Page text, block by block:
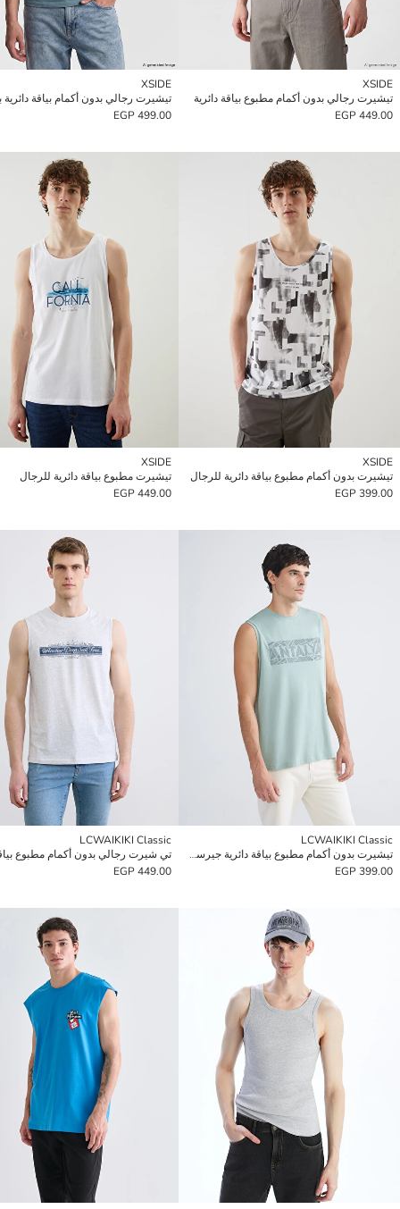
XSIDE
تيشيرت رجالي بدون أكمام مطبوع بياقة دائرية
449.00 EGP
XSIDE
499.00 EGP
XSIDE
تيشيرت بدون أكمام مطبوع بياقة دائرية للرجال
399.00 EGP
XSIDE
تيشيرت مطبوع بياقة دائرية للرجال
449.00 EGP
LCWAIKIKI Classic
تيشيرت بدون أكمام مطبوع بياقة دائرية جيرسي للرجال
399.00 EGP
LCWAIKIKI Classic
تي شيرت رجالي بدون أكمام مطبوع
449.00 EGP